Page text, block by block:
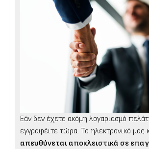
Εάν δεν έχετε ακόμη λογαριασμό
εγγραφέιτε τώρα. Το ηλεκτρονικό μας
απευθύνεται αποκλειστικά σε